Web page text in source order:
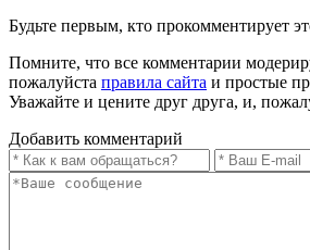
Будьте первым, кто прокомментирует
Помните, что все комментарии
пожалуйста правила сайта и простые
Уважайте и цените друг друга, и,
Добавить комментарий